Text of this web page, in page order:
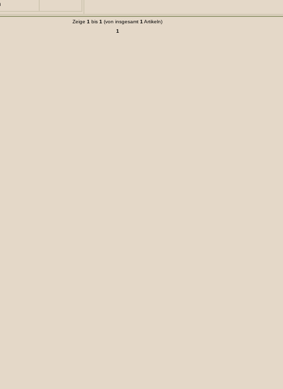
Zeige 1 bis 1 (von insgesamt 1 Artikeln)
1